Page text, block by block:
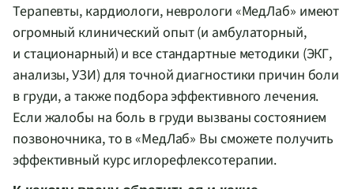
Терапевты, кардиологи, неврологи «МедЛаб» имеют
огромный клинический опыт (и амбулаторный,
и стационарный) и все стандартные методики (ЭКГ,
анализы, УЗИ) для точной диагностики причин боли
в груди, а также подбора эффективного лечения.
Если жалобы на боль в груди вызваны состоянием
позвоночника, то в «МедЛаб» Вы сможете получить
эффективный курс иглорефлексотерапии.